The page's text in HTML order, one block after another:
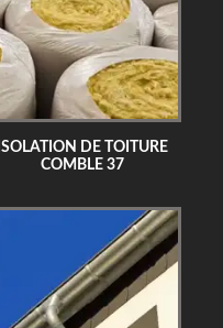
ISOLATION DE TOITURE
COMBLE 37